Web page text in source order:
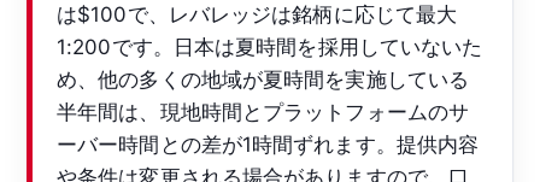
は$100で、レバレッジは銘柄に応じて最大
1:200です。日本は夏時間を採用していないた
め、他の多くの地域が夏時間を実施している
半年間は、現地時間とプラットフォームのサ
ーバー時間との差が1時間ずれます。提供内容
や条件は変更される場合がありますので、口